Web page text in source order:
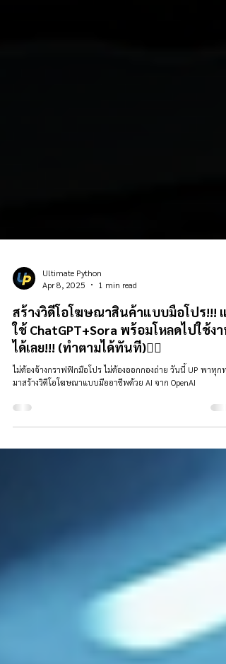
Ultimate Python
Apr 8, 2025
1 min read
สร้างวิดีโอโฆษณาสินค้าแบบมือโปร!!! แ
ใช้ ChatGPT+Sora พร้อมโหลดไปใช้งาน
ไม่ต้องจ้างกราฟฟิกมือโปร ไม่ต้องออกกองถ่าย วันนี้ UP พาทุกท่
มาสร้างวิดีโอโฆษณาแบบมืออาชีพด้วย AI จาก OpenAI